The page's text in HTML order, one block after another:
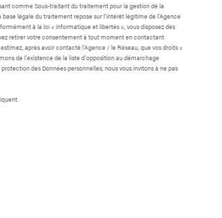
comme Sous-traitant du traitement pour la gestion de la
légale du traitement repose sur l'intérêt légitime de l'Agence
à la loi « informatique et libertés », vous disposez des
retirer votre consentement à tout moment en contactant
après avoir contacté l'Agence / le Réseau, que vos droits «
de l’existence de la liste d'opposition au démarchage
des Données personnelles, nous vous invitons à ne pas